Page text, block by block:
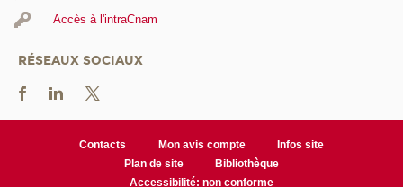
Accès à l'intraCnam
RÉSEAUX SOCIAUX
Contacts Mon avis compte
Infos site
Plan de site
Bibliothèque
Accessibilité: non conforme